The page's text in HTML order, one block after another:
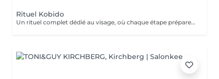
Rituel Kobido
Un rituel complet dédié au visage, où chaque étape prépare la suivante. Nettoyage en douceur, masque actif, puis le massage lift japonais ancestral aux mouvements précis et enveloppants, qui sculpte les traits, redessine l'ovale et relance la micro-circulation. Un art du geste transmis depuis des générations, pour un teint repulpé et un visage visiblement retendu dès la première séance.